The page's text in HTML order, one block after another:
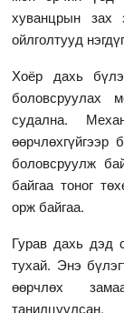
хуванцрын зах
ойлголтууд
Хоёр дахь
боловсруулах
судална.
боловсруулж
байгаа тоног
орж байгаа.
Гурав дахь дэд
тухай. Энэ
өөрчлөх
танилцуулсан.